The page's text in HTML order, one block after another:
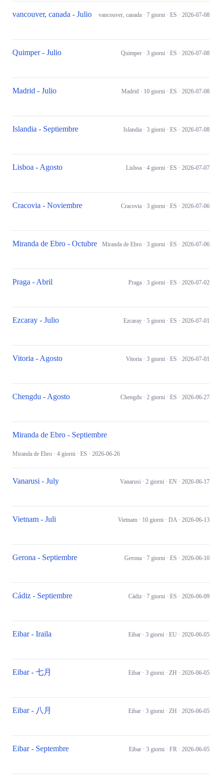
vancouver, canada - Julio vancouver, canada · 7 giorni · ES · 2026-07-08
Quimper - Julio Quimper · 3 giorni · ES · 2026-07-08
Madrid - Julio Madrid · 10 giorni · ES · 2026-07-08
Islandia - Septiembre Islandia · 3 giorni · ES · 2026-07-08
Lisboa - Agosto Lisboa · 4 giorni · ES · 2026-07-07
Cracovia - Noviembre Cracovia · 3 giorni · ES · 2026-07-06
Miranda de Ebro - Octubre Miranda de Ebro · 3 giorni · ES · 2026-07-06
Praga - Abril Praga · 3 giorni · ES · 2026-07-02
Ezcaray - Julio Ezcaray · 5 giorni · ES · 2026-07-01
Vitoria - Agosto Vitoria · 3 giorni · ES · 2026-07-01
Chengdu - Agosto Chengdu · 2 giorni · ES · 2026-06-27
Miranda de Ebro - Septiembre
Miranda de Ebro · 4 giorni · ES · 2026-06-26
Vanarusi - July Vanarusi · 2 giorni · EN · 2026-06-17
Vietnam - Juli Vietnam · 10 giorni · DA· 2026-06-13
Gerona - Septiembre Gerona · 7 giorni · ES · 2026-06-10
Cádiz - Septiembre Cádiz · 7 giorni · ES · 2026-06-09
Eibar - Iraila Eibar · 3 giorni · EU · 2026-06-05
Eibar - 七月 Eibar · 3 giorni · ZH · 2026-06-05
Eibar - 八月 Eibar · 3 giorni · ZH · 2026-06-05
Eibar - Septembre Eibar · 3 giorni · FR · 2026-06-05